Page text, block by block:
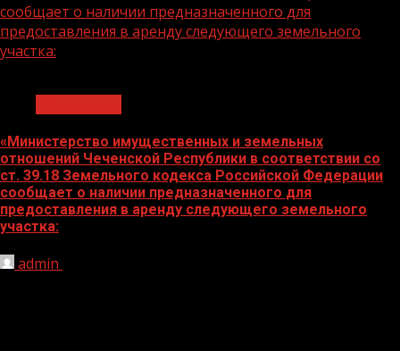
сообщает о наличии предназначенного для
предоставления в аренду следующего земельного
участка:
«Министерство имущественных и земельных
отношений Чеченской Республики в соответствии со
ст. 39.18 Земельного кодекса Российской Федерации
сообщает о наличии предназначенного для
предоставления в аренду следующего земельного
участка:
admin